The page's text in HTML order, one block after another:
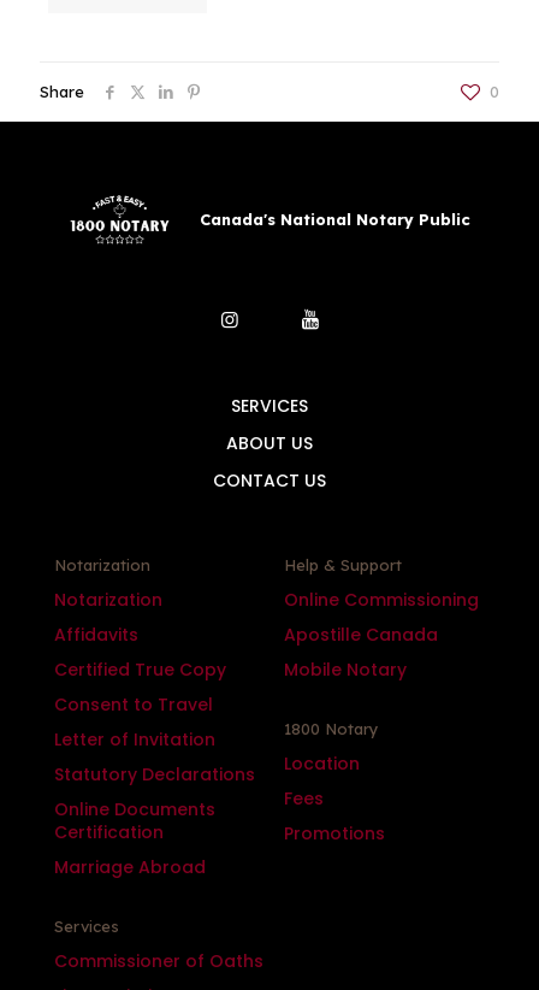
Share 0
Canada's National Notary Public
SERVICES
ABOUT US
CONTACT US
Notarization
Notarization
Affidavits
Certified True Copy
Consent to Travel
Letter of Invitation
Statutory Declarations
Online Documents
Certification
Marriage Abroad
Help & Support
Online Commissioning
Apostille Canada
Mobile Notary
1800 Notary
Location
Fees
Promotions
Services
Commissioner of Oaths